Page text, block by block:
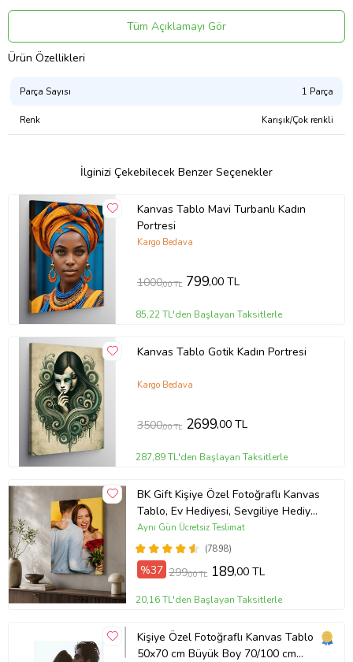
·Şase ve Yapı Dayanıklılığı:Tablolarımızda, 3 cm kalınlığında,
sağlam ve sert bir şase (çerçeve) kullanılmaktadır. Bu özel şase
yapısı, zamanla eğilme, bükülme veya sarkma gibi istenmeyen
deformasyonları engeller. Ayrıca, görsel baskı, kasnağın dört
etkileyici ve sanatsal bir duruş sergiler.
Çerçeve İhtiyacı:
Tablolarımız, çerçeve ihtiyacı olmadan asılmaya
uygun şekilde tasarlanmıştır. Kenarlara kadar uzanan baskı
sağlar. Böylece, dekorasyonunuza modern ve minimalist bir
dokunuş katarsınız.
Ürün Kodu:kcm90515476
Tüm Açıklamayı Gör
Ürün Özellikleri
Parça Sayısı 1 Parça
Renk Karışık/Çok renkli
İlginizi Çekebilecek Benzer Seçenekler
Kanvas Tablo Mavi Turbanlı Kadın
Portresi
Kargo Bedava
1000,00 TL 799,00 TL
85,22 TL'den Başlayan Taksitlerle
Kanvas Tablo Gotik Kadın Portresi
Kargo Bedava
3500,00 TL 2699,00 TL
287,89 TL'den Başlayan Taksitlerle
BK Gift Kişiye Özel Fotoğraflı Kanvas
Tablo, Ev Hediyesi, Sevgiliye Hediye,
Arkadaşa Hediye
(7898)
Aynı Gün Ücretsiz Teslimat
%37 299,00 TL 189,00 TL
20,16 TL'den Başlayan Taksitlerle
Kişiye Özel Fotoğraflı Kanvas Tablo
50x70 cm Büyük Boy 70/100 cm